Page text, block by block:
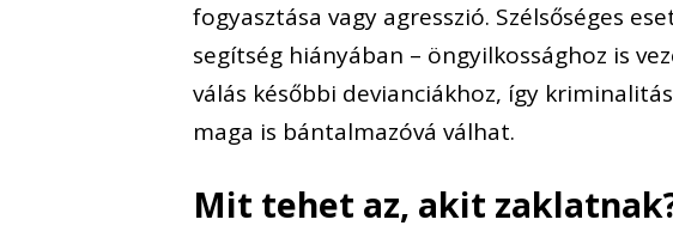
fogyasztása vagy agresszió. Szélsőséges
segítség hiányában – öngyilkossághoz is
válás későbbi devianciákhoz, így
maga is bántalmazóvá válhat.
Mit tehet az, akit